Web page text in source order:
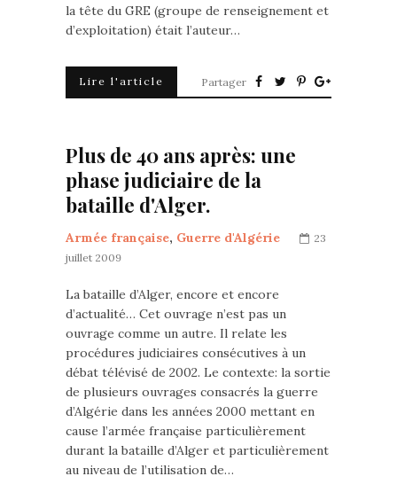
la tête du GRE (groupe de renseignement et
d’exploitation) était l’auteur…
Lire l'article Partager
Plus de 40 ans après: une
phase judiciaire de la
bataille d'Alger.
Armée française, Guerre d'Algérie
23
juillet 2009
La bataille d’Alger, encore et encore
d’actualité… Cet ouvrage n’est pas un
ouvrage comme un autre. Il relate les
procédures judiciaires consécutives à un
débat télévisé de 2002. Le contexte: la sortie
de plusieurs ouvrages consacrés la guerre
d’Algérie dans les années 2000 mettant en
cause l’armée française particulièrement
durant la bataille d’Alger et particulièrement
au niveau de l’utilisation de…